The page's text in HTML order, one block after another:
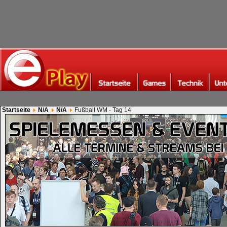
Startseite N/A N/A Fußball WM - Tag 14